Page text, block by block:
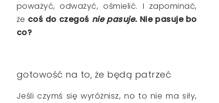
poważyć, odważyć, ośmielić. I zapominać,
że coś do czegoś nie pasuje. Nie pasuje bo
co?
gotowość na to, że będą patrzeć
Jeśli czymś się wyróżnisz, no to nie ma siły,